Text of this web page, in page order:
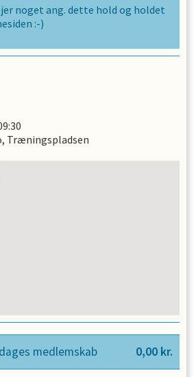
noget ang. dette hold og holdet
:-)
Træningspladsen
dages medlemskab 0,00 kr.